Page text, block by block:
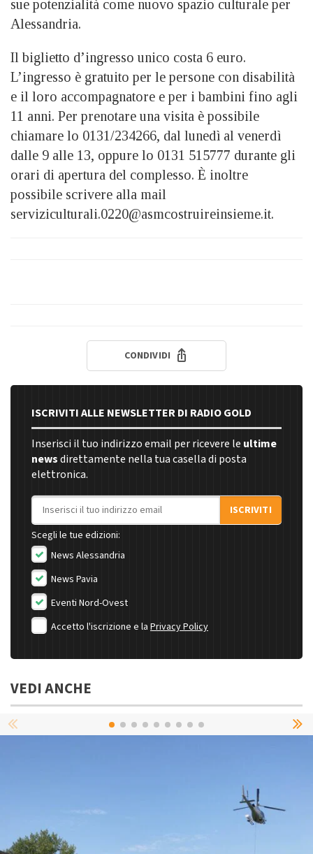
sue potenzialità come nuovo spazio culturale per
Alessandria.
Il biglietto d’ingresso unico costa 6 euro.
L’ingresso è gratuito per le persone con disabilità
e il loro accompagnatore e per i bambini fino agli
11 anni. Per prenotare una visita è possibile
chiamare lo 0131/234266, dal lunedì al venerdì
dalle 9 alle 13, oppure lo 0131 515777 durante gli
orari di apertura del complesso. È inoltre
possibile scrivere alla mail
serviziculturali.0220@asmcostruireinsieme.it.
CONDIVIDI
ISCRIVITI ALLE NEWSLETTER DI RADIO GOLD
Inserisci il tuo indirizzo email per ricevere le ultime
newsdirettamente nella tua casella di posta
elettronica.
Indirizzo email
ISCRIVITI
Scegli le tue edizioni:
News Alessandria
News Pavia
Eventi Nord-Ovest
Accetto l'iscrizione e la Privacy Policy
VEDI ANCHE